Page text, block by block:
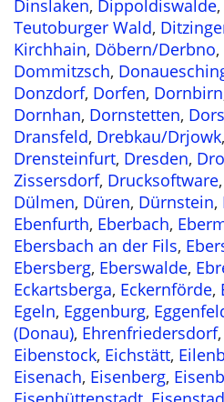
Dinslaken, Dippoldiswalde,
Teutoburger Wald,
Kirchhain, Döbern/Derbno,
Dommitzsch,
Donzdorf, Dorfen, Dornbirn
Dornhan, Dornstetten,
Dransfeld, Drebkau/Drjowk,
Drensteinfurt, Dresden,
Zissersdorf, Drucksoftware,
Dülmen, Düren, Dürnstein,
Ebenfurth, Eberbach,
Ebersbach an der Fils,
Ebersberg, Eberswalde,
Eckartsberga, Eckernförde,
Egeln, Eggenburg,
(Donau), Ehrenfriedersdorf,
Eibenstock, Eichstätt,
Eisenach, Eisenberg,